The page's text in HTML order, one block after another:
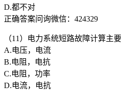
D.都不对
正确答案问询微信：424329
（11）电力系统短路故障计算主
A.电压，电流
B.电阻，电抗
C.电阻，功率
D.电流，电抗